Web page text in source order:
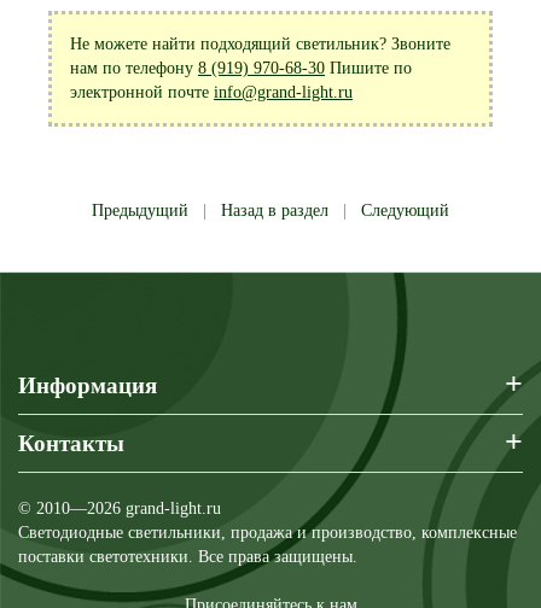
Не можете найти подходящий светильник? Звоните
нам по телефону 8 (919) 970-68-30 Пишите по
электронной почте info@grand-light.ru
Предыдущий Назад в раздел Следующий
Информация +
Контакты +
© 2010—2026 grand-light.ru
Светодиодные светильники, продажа и производство, комплексные
поставки светотехники. Все права защищены.